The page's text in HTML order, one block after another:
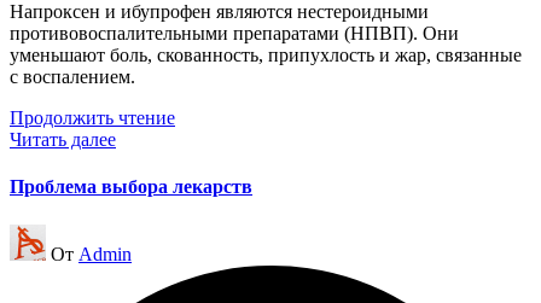
Напроксен и ибупрофен являются нестероидными
противовоспалительными препаратами (НПВП). Они
уменьшают боль, скованность, припухлость и жар, связанные
с воспалением.
Продолжить чтение
Читать далее
Проблема выбора лекарств
Запись
от
От Admin